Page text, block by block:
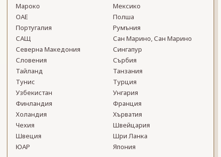
Мароко
Мексико
ОАЕ
Полша
Португалия
Румъния
САЩ
Сан Марино, Сан Марино
Северна Македония
Сингапур
Словения
Сърбия
Тайланд
Танзания
Тунис
Турция
Узбекистан
Унгария
Финландия
Франция
Холандия
Хърватия
Чехия
Швейцария
Швеция
Шри Ланка
ЮАР
Япония